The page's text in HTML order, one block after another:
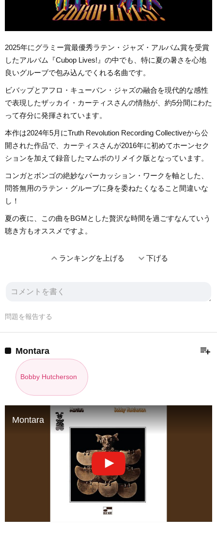
2025年にグラミー賞最優秀ラテン・ジャズ・アルバム賞を受賞
したアルバム『Cubop Lives!』の中でも、特に夏の暑さを心地
良いグルーブで包み込んでくれる名曲です。
ビバップとアフロ・キューバン・ジャズの融合を現代的な感性
で表現したザッカイ・カーティスさんの情熱が、約5分間にわた
って存分に発揮されています。
本作は2024年5月にTruth Revolution Recording Collectiveから公
開された作品で、カーティスさんが2016年に初めてホーンセク
ションを加えて録音したマムボのリメイク版となっています。
コンガとボンゴの絶妙なパーカッション・ワークを軸とした、
問答無用のラテン・グルーブに身を委ねたくなること間違いな
し！
夏の夜に、この曲をBGMとした贅沢な時間を過ごすなんていう
聴き方もオススメですよ。
expand_lessランキングを上げる expand_more下げる
問題を報告する
playlist_add
Montara
Bobby Hutcherson
Montara